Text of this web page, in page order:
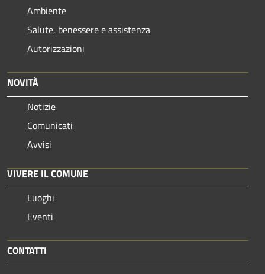
Ambiente
Salute, benessere e assistenza
Autorizzazioni
NOVITÀ
Notizie
Comunicati
Avvisi
VIVERE IL COMUNE
Luoghi
Eventi
CONTATTI